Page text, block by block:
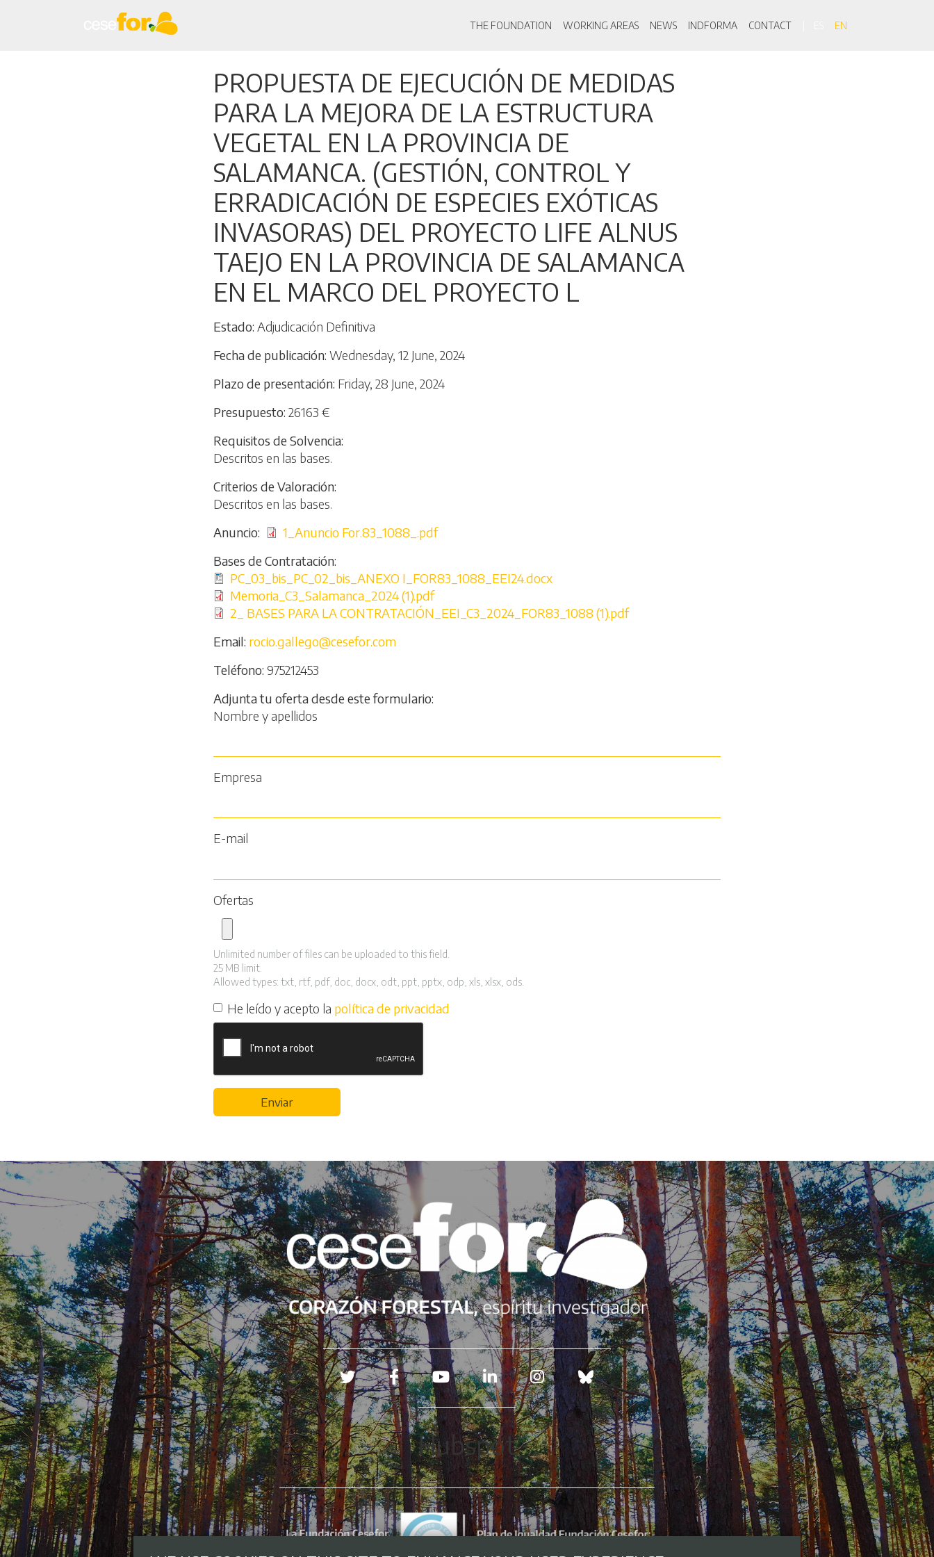
to
content
Main navigation
THE FOUNDATION WORKING AREAS NEWS INDFORMA CONTACT EN
PROPUESTA DE EJECUCIÓN DE MEDIDAS
PARA LA MEJORA DE LA ESTRUCTURA
VEGETAL EN LA PROVINCIA DE
SALAMANCA. (GESTIÓN, CONTROL Y
ERRADICACIÓN DE ESPECIES EXÓTICAS
INVASORAS) DEL PROYECTO LIFE ALNUS
TAEJO EN LA PROVINCIA DE SALAMANCA
EN EL MARCO DEL PROYECTO L
Estado Adjudicación Definitiva
Fecha de publicación Wednesday, 12 June, 2024
Plazo de presentación Friday, 28 June, 2024
Presupuesto 26163 €
Requisitos de Solvencia
Descritos en las bases.
Criterios de Valoración
Descritos en las bases.
Anuncio
File1_Anuncio For.83_1088_.pdf
Bases de Contratación
FilePC_03_bis_PC_02_bis_ANEXO I_FOR83_1088_EEI24.docx
FileMemoria_C3_Salamanca_2024 (1).pdf
File2_ BASES PARA LA CONTRATACIÓN_EEI_C3_2024_FOR83_1088 (1).pdf
Email rocio.gallego@cesefor.com
Teléfono 975212453
Adjunta tu oferta desde este formulario
Nombre y apellidos
Empresa
E-mail
Ofertas
Unlimited number of files can be uploaded to this field.
25 MB limit.
Allowed types: txt, rtf, pdf, doc, docx, odt, ppt, pptx, odp, xls, xlsx, ods.
He leído y acepto la política de privacidad
Enviar
Redes sociales
Hubspot